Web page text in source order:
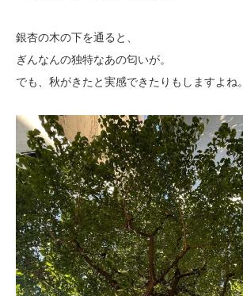
銀杏の木の下を通ると、
ぎんなんの独特なあの匂いが。
でも、秋がきたと実感できたりもしますよね。